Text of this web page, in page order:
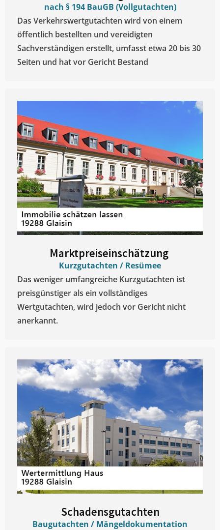
nach § 194 BauGB (Vollgutachten)
Das Verkehrswertgutachten wird von einem
öffentlich bestellten und vereidigten
Sachverständigen erstellt, umfasst etwa 20 bis 30
Seiten und hat vor Gericht Bestand
Marktpreiseinschätzung ​
Kurzgutachten / Resümee
Das weniger umfangreiche Kurzgutachten ist
preisgünstiger als ein vollständiges
Wertgutachten, wird jedoch vor Gericht nicht
anerkannt.
Schadensgutachten
Baugutachten / Mängeldokumentation